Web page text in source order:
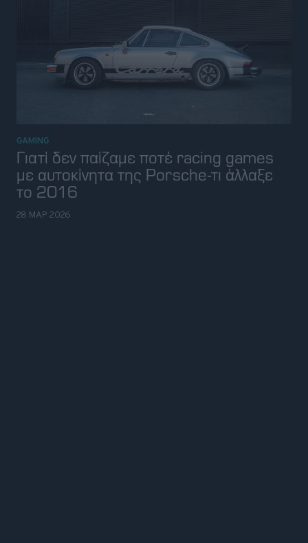
GAMING
Γιατί δεν παίζαμε ποτέ racing games
με αυτοκίνητα της Porsche-τι άλλαξε
το 2016
28 ΜΑΡ 2026